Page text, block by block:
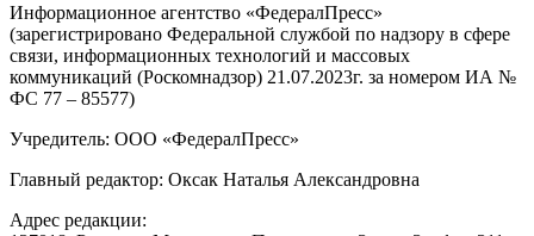
Информационное агентство «ФедералПресс»
(зарегистрировано Федеральной службой по надзору в сфере
связи, информационных технологий и массовых
коммуникаций (Роскомнадзор) 21.07.2023г. за номером ИА №
ФС 77 – 85577)
Учредитель: ООО «ФедералПресс»
Главный редактор: Оксак Наталья Александровна
Адрес редакции: